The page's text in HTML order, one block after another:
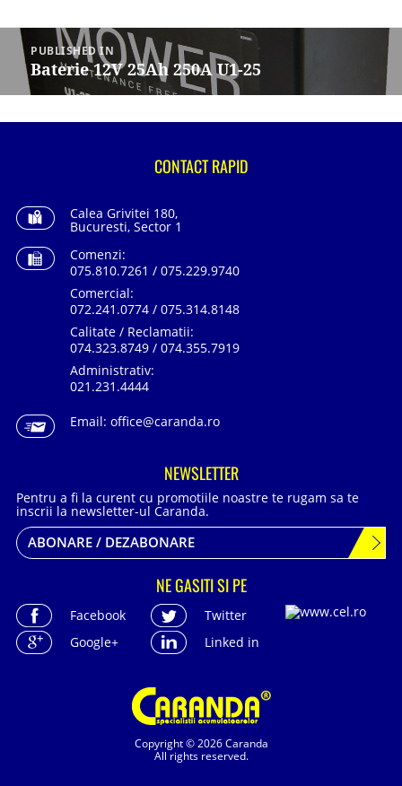
Navigare
articole
PUBLISHED IN
Baterie 12V 25Ah 250A U1-25
Copyright © 2026 Caranda
All rights reserved.
CONTACT RAPID
Calea Grivitei 180,
Bucuresti, Sector 1
Comenzi:
075.810.7261 / 075.229.9740
Comercial:
072.241.0774 / 075.314.8148
Calitate / Reclamatii:
074.323.8749 / 074.355.7919
Administrativ:
021.231.4444
Email: office@caranda.ro
NEWSLETTER
Pentru a fi la curent cu promotiile noastre te rugam sa te
inscrii la newsletter-ul Caranda.
ABONARE / DEZABONARE
NE GASITI SI PE
Facebook
Twitter
Google+
Linked in